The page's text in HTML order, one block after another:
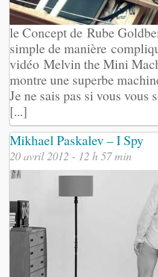
le Concept de Rube
simple de manière
vidéo Melvin the Mini
montre une superbe
Je ne sais pas si vous vous
[...]
Mikhael Paskalev – I Spy
20 avril 2012 - 12 h 57 min